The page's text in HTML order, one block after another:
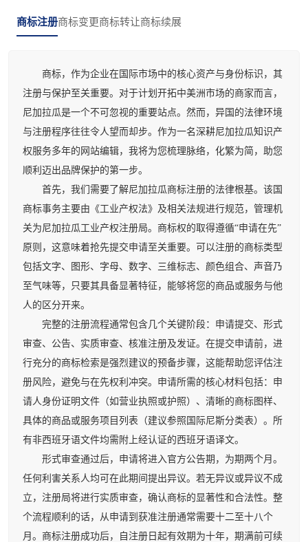
商标注册商标变更商标转让商标续展
商标，作为企业在国际市场中的核心资产与身份标识，其
注册与保护至关重要。对于计划开拓中美洲市场的商家而言，
尼加拉瓜是一个不可忽视的重要站点。然而，异国的法律环境
与注册程序往往令人望而却步。作为一名深耕尼加拉瓜知识产
权服务多年的网站编辑，我将为您梳理脉络，化繁为简，助您
顺利迈出品牌保护的第一步。
首先，我们需要了解尼加拉瓜商标注册的法律根基。该国
商标事务主要由《工业产权法》及相关法规进行规范，管理机
关为尼加拉瓜工业产权注册局。商标权的取得遵循“申请在先”
原则，这意味着抢先提交申请至关重要。可以注册的商标类型
包括文字、图形、字母、数字、三维标志、颜色组合、声音乃
至气味等，只要其具备显著特征，能够将您的商品或服务与他
人的区分开来。
完整的注册流程通常包含几个关键阶段：申请提交、形式
审查、公告、实质审查、核准注册及发证。在提交申请前，进
行充分的商标检索是强烈建议的预备步骤，这能帮助您评估注
册风险，避免与在先权利冲突。申请所需的核心材料包括：申
请人身份证明文件（如营业执照或护照）、清晰的商标图样、
具体的商品或服务项目列表（建议参照国际尼斯分类表）。所
有非西班牙语文件均需附上经认证的西班牙语译文。
形式审查通过后，申请将进入官方公告期，为期两个月。
任何利害关系人均可在此期间提出异议。若无异议或异议不成
立，注册局将进行实质审查，确认商标的显著性和合法性。整
个流程顺利的话，从申请到获准注册通常需要十二至十八个
月。商标注册成功后，自注册日起有效期为十年，期满前可续